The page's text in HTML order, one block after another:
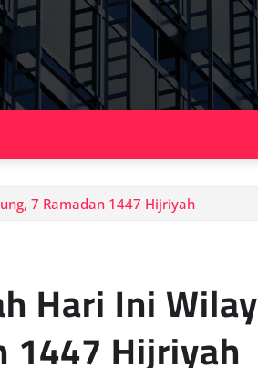
7 Ramadan 1447 Hijriyah
Hari Ini
1447 Hijriyah